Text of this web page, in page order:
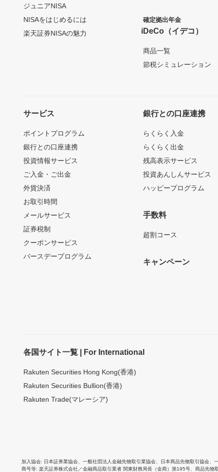
ジュニアNISA
NISAをはじめるには
楽天証券NISAの魅力
確定拠出年金
iDeCo（イデコ）
商品一覧
節税シミュレーション
サービス
ポイントプログラム
銀行との口座連携
投資情報サービス
ご入金・ご出金
外貨決済
お取引時間
メールサービス
証券税制
クーポンサービス
バースデープログラム
銀行との口座連携
らくらく入金
らくらく出金
残高表示サービス
投資あんしんサービス
ハッピープログラム
手数料
超割コース
キャンペーン
各国サイト一覧 | For International
Rakuten Securities Hong Kong(香港)
Rakuten Securities Bullion(香港)
Rakuten Trade(マレーシア)
加入協会 日本証券業協会 一般社団法人金融先物取引業協会 日本商品先物取引協会
商号等 楽天証券株式会社／金融商品取引業者 関東財務局長（金商）第195号、商品先物